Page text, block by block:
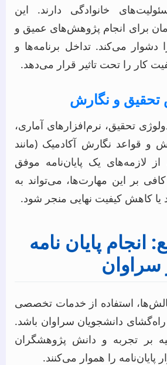
خانوادگی دارند. این
برای انجام پژوهش‌های عمیق و
دشوار می‌کند. تداخل برنامه‌ها و
کار را تحت تاثیر قرار می‌دهد.
و نگارش
تحقیق، نرم‌افزارهای آماری،
و قواعد نگارش آکادمیک (مانند
لازمه‌های یک پایان‌نامه موفق
بر این مهارت‌ها، می‌تواند به
یا کاهش کیفیت نهایی منجر شود.
انجام پایان نامه
سراوان
استفاده از خدمات تخصصی
دانشجویان سراوان باشد.
بر تجربه و دانش پژوهشگران
را هموار می‌کنند.